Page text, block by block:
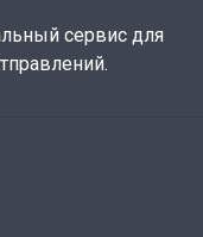
сервис для